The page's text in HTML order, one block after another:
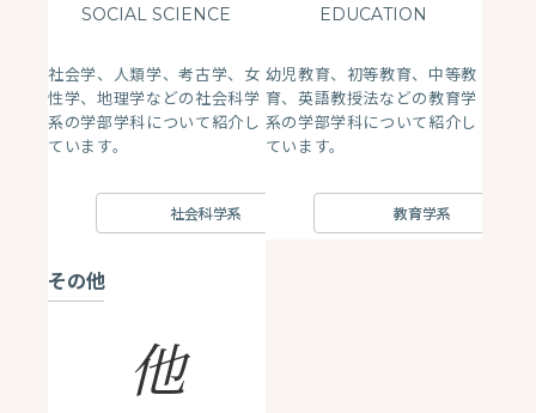
SOCIAL SCIENCE
社会学、人類学、考古学、女
性学、地理学などの社会科学
系の学部学科について紹介し
ています。
社会科学系
EDUCATION
幼児教育、初等教育、中等教
育、英語教授法などの教育学
系の学部学科について紹介し
ています。
教育学系
その他
他